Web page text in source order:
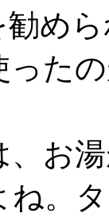
勧め
った
、お
ね。